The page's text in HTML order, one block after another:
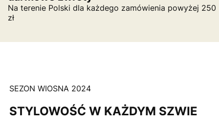
Na terenie Polski dla każdego zamówienia powyżej 250
zł
SEZON WIOSNA 2024
STYLOWOŚĆ W KAŻDYM SZWIE